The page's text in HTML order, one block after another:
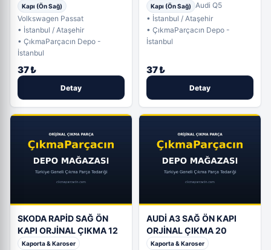
Kapı (Ön Sağ)
Volkswagen Passat
• İstanbul / Ataşehir
• ÇıkmaParçacın Depo -
İstanbul
37 ₺
Detay
Kapı (Ön Sağ)
Audi Q5
• İstanbul / Ataşehir
• ÇıkmaParçacın Depo -
İstanbul
37 ₺
Detay
SKODA RAPİD SAĞ ÖN
KAPI ORJİNAL ÇIKMA 12
Kaporta & Karoser
AUDİ A3 SAĞ ÖN KAPI
ORJİNAL ÇIKMA 20
Kaporta & Karoser